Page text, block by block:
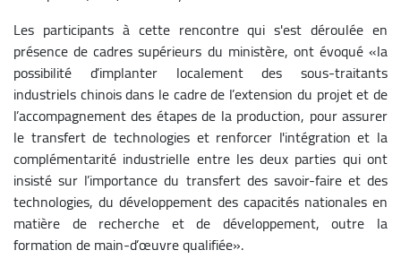
Les participants à cette rencontre qui s'est déroulée en
présence de cadres supérieurs du ministère, ont évoqué «la
possibilité d’implanter localement des sous-traitants
industriels chinois dans le cadre de l’extension du projet et de
l’accompagnement des étapes de la production, pour assurer
le transfert de technologies et renforcer l'intégration et la
complémentarité industrielle entre les deux parties qui ont
insisté sur l’importance du transfert des savoir-faire et des
technologies, du développement des capacités nationales en
matière de recherche et de développement, outre la
formation de main-d’œuvre qualifiée».